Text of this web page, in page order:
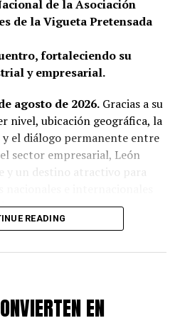
de la Asociación
de la Vigueta Pretensada
fortaleciendo su
y empresarial.
agosto de 2026.Gracias a su
nivel, ubicación geográfica, la
el diálogo permanente entre
sector empresarial, León
y un destino atractivo para
crezcan y generen
Gutiérrez, dio la bienvenida
Nacional de
A.C. (ANIVIP),
Nacional 2026, que tiene
READING
EN